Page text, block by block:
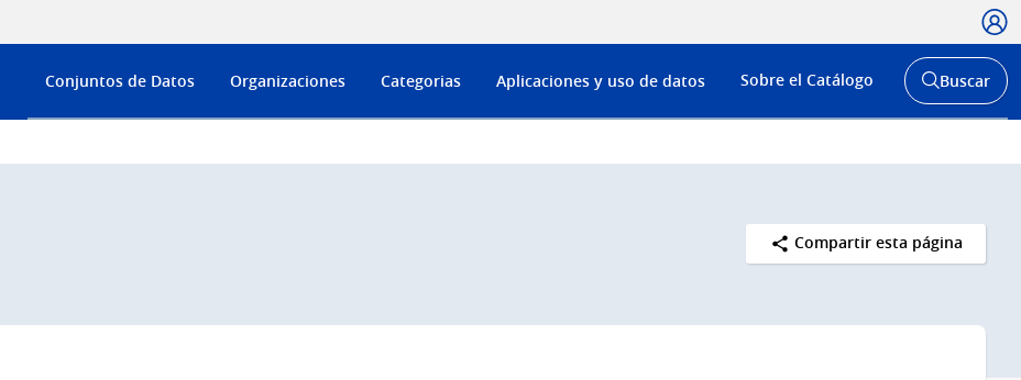
Menú
de
Conjuntos de Datos Organizaciones Categorias Aplicaciones y uso de datos Sobre el Catálogo
Abrir
buscador
Buscar
Compartir esta página